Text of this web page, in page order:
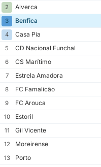
2 Alverca
3
Benfica
4
Casa Pia
5
CD Nacional Funchal
6
CS Marítimo
7
Estrela Amadora
8
FC Famalicão
9
FC Arouca
10
Estoril
11
Gil Vicente
12
Moreirense
13
Porto